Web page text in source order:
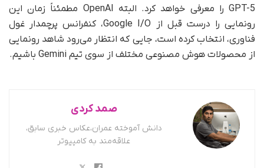
GPT-5 را معرفی خواهد کرد. البته OpenAI مطمئناً زمان این
رونمایی را درست قبل از Google I/O، کنفرانس پرچمدار غول
فناوری، انتخاب کرده است، جایی که انتظار می‌رود شاهد رونمایی
از محصولات هوش مصنوعی مختلف از سوی تیم Gemini باشیم.
صمد کردی
دانش آموخته عمران،عکاس خبری سابق،
علاقه‌مند به کامپیوتر